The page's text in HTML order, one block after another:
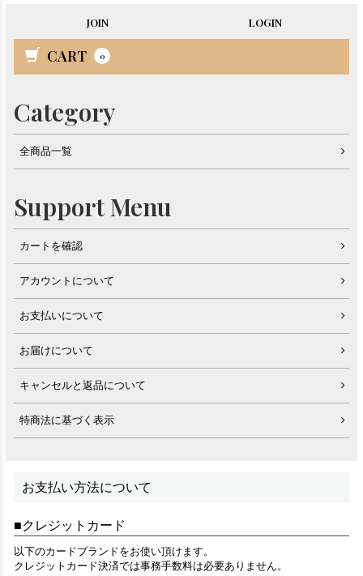
JOIN LOGIN
CART 0
Category
全商品一覧
Support Menu
カートを確認
アカウントについて
お支払いについて
お届けについて
キャンセルと返品について
特商法に基づく表示
お支払い方法について
クレジットカード
以下のカードブランドをお使い頂けます。
クレジットカード決済では事務手数料は必要ありません。